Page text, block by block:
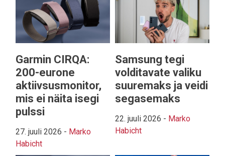
Garmin CIRQA:
200-eurone
aktiivsusmonitor,
mis ei näita isegi
pulssi
27. juuli 2026 - Marko
Habicht
Samsung tegi
volditavate valiku
suuremaks ja veidi
segasemaks
22. juuli 2026 - Marko
Habicht